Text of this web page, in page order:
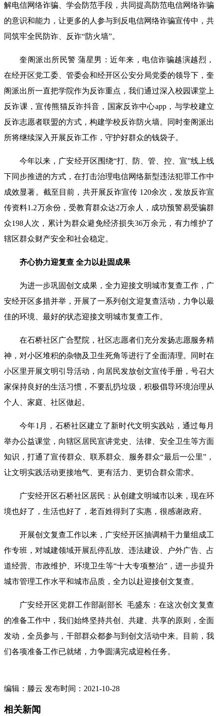
解电信网络诈骗、学会防范手段，共同提高防范电信网络诈骗
的意识和能力，让更多的人参与到反电信网络诈骗宣传中，共
同筑牢全民防诈、反诈“防火墙”。
奎阁派出所民警 蒲星男：近年来，电信诈骗越演越烈，
在经开区党工委、管委会和经开区公安分局党委的领导下，奎
阁派出所一直把学院作为反诈重点，我们通过深入校园课堂上
反诈课，宣传熊猫反诈抖音，国家反诈中心app，与学校建立
反诈志愿者联盟的方式，构建学校反诈防火墙。同时奎阁派出
所将继续深入开展反诈工作，守护好群众的钱袋子。
今年以来，广安经开区围绕“打、防、管、控、宣”线上线
下同步推进的方式，在打击治理电信网络新型违法犯罪工作中
成效显著。截至目前，共开展反诈宣传 120余次，发放反诈宣
传资料1.2万余份，受教育群众达2万余人，成功预警易受骗群
众198人次，累计为群众避免经济损失36万余元，有力维护了
辖区群众财产安全和社会稳定。
齐心协力迎复查 全力以赴固成果
为进一步巩固创文成果，全力迎接文明城市复查工作，广
安经开区多措并举，开展了一系列创文迎复查活动，力争以最
佳的环境、最好的状态迎接文明城市复查工作。
在石桥社区广合墅院，社区志愿者们充分发扬志愿服务精
神，对小区堆积的杂物及卫生死角等进行了全面清理。同时在
小区里开展文明引导活动，向居民发放创文宣传手册，号召大
家保持良好的生活习惯，不要乱扔垃圾，积极倡导环境治理从
个人、家庭、社区做起。
今年1月，石桥社区建立了新时代文明实践站，通过每月
举办公益课堂，向辖区居民宣讲党史、法律、安全卫生等方面
知识，打通了宣传群众、联系群众、服务群众“最后一公里”，
让文明实践活动更接地气、更有活力、更切合群众需求。
广安经开区石桥社区居民：从创建文明城市以来，现在环
境也好了，生活也好了，老百姓得到了实惠，很感谢政府。
开展创文复查工作以来，广安经开区抽调精干力量组成工
作专班，对城建领域开展乱停乱放、违法建设、户外广告、占
道经营、市政维护、环境卫生等“十大专项整治”，进一步提升
城市管理工作水平和城市品质，全力以赴迎接创文复查。
广安经开区党群工作部副部长 毛盛东：在这次创文复查
的准备工作中，我们始终坚持共创、共建、共享的原则，全面
发动，全员参与，干部群众都参与到创文活动中来。目前，我
们各项准备工作已就绪，力争圆满完成迎检任务。
编辑：滕云 发布时间：2021-10-28
相关新闻